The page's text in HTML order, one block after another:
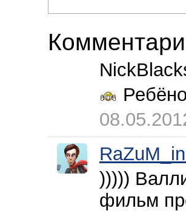
)))))
фильм